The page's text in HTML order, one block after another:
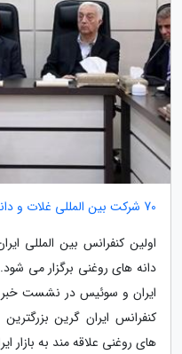
70 شرکت بین المللی غلات و دانه های روغنی در راه ایران
دانه های روغنی برگزار می
ایران و سوئیس در نشست
کنفرانس ایران گرین
های روغنی علاقه مند به بازار